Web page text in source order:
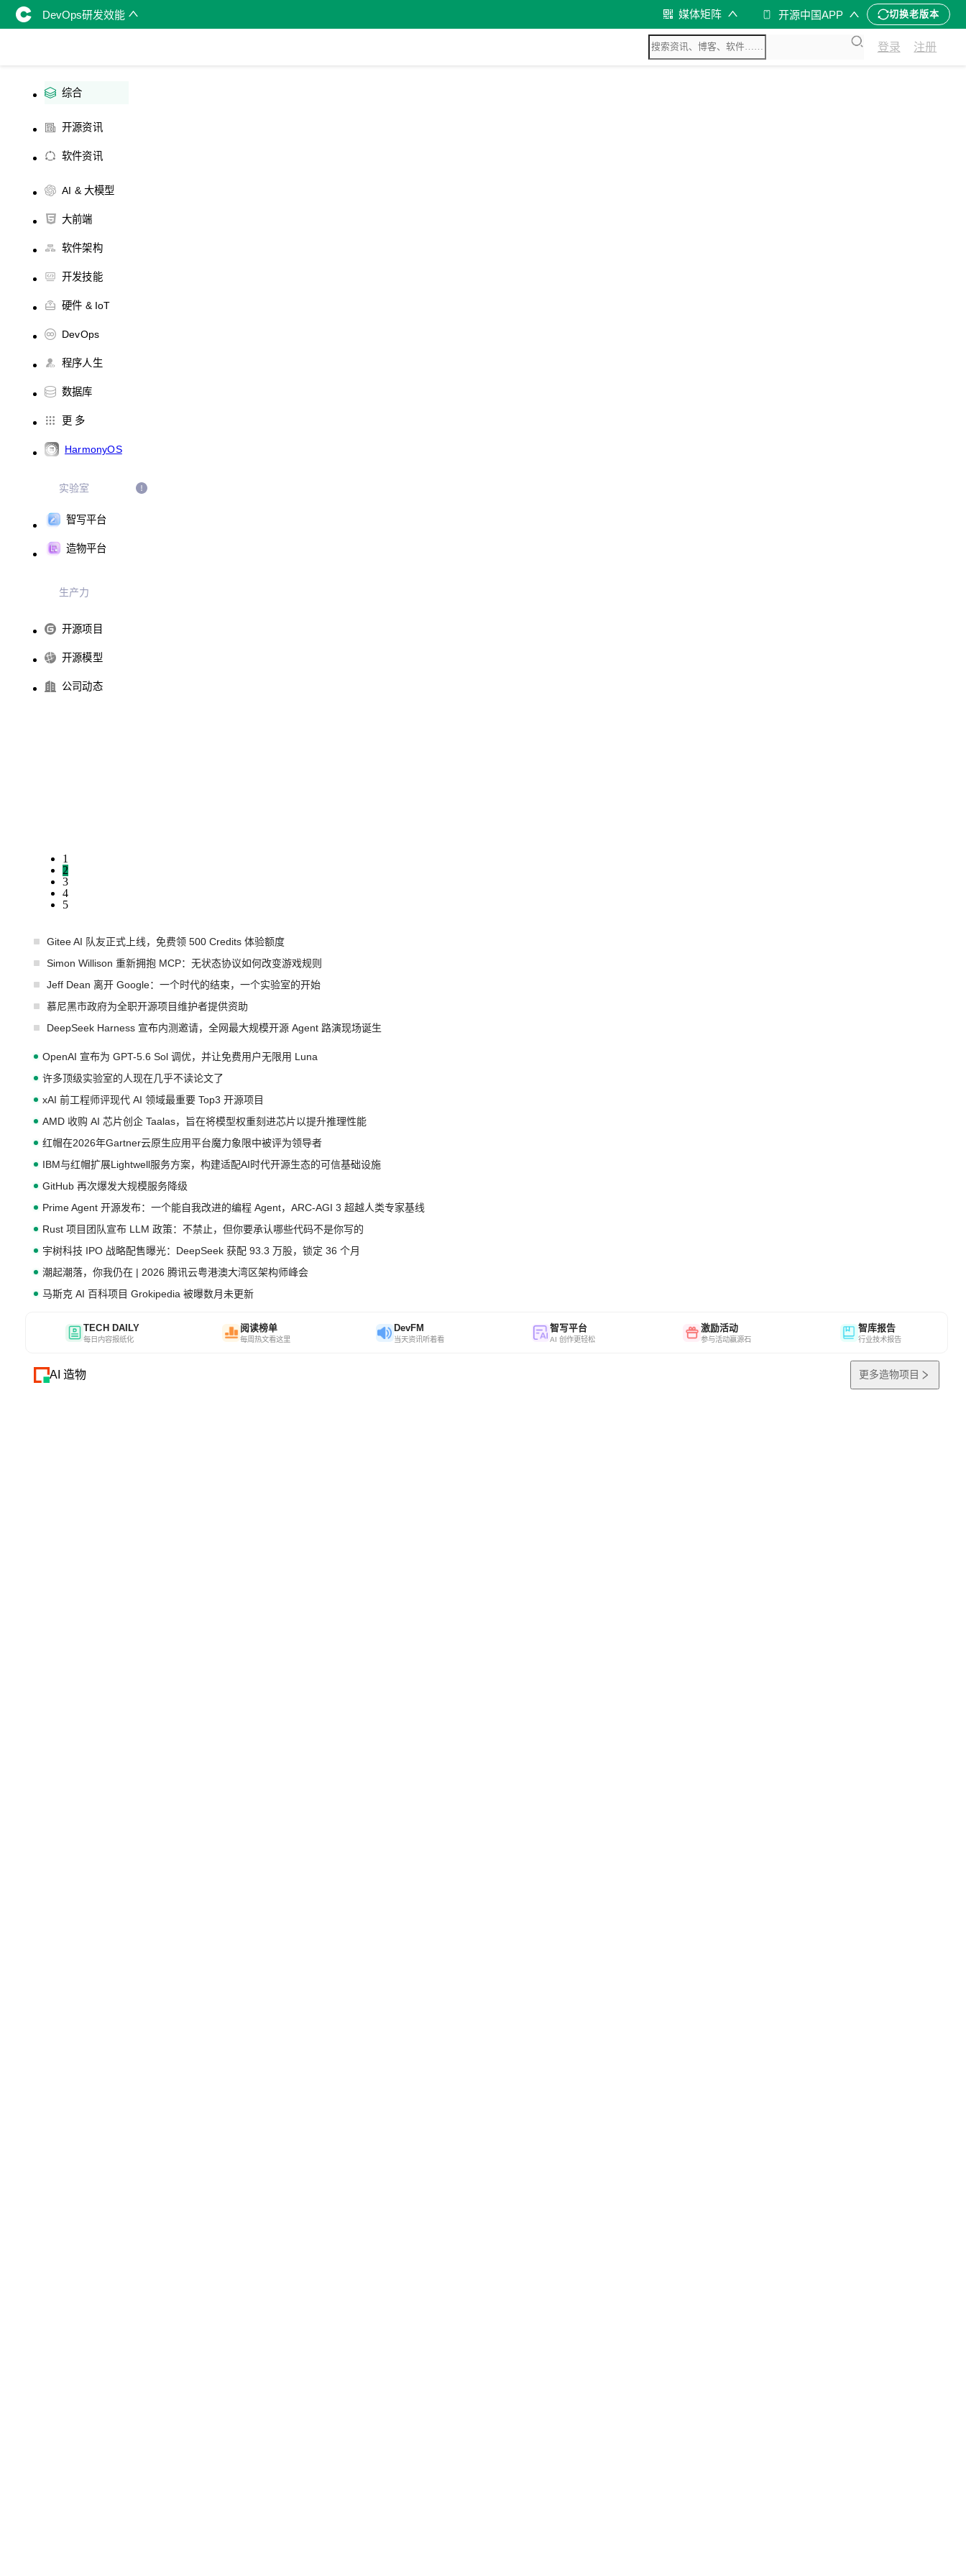
DevOps研发效能 媒体矩阵 开源中国APP 切换老版本
登录 注册
综合
开源资讯
软件资讯
AI & 大模型
大前端
软件架构
开发技能
硬件 & IoT
DevOps
程序人生
数据库
更 多
HarmonyOS
实验室
智写平台
造物平台
生产力
开源项目
开源模型
公司动态
1
2
3
4
5
Gitee AI 队友正式上线，免费领 500 Credits 体验额度
Simon Willison 重新拥抱 MCP：无状态协议如何改变游戏规则
Jeff Dean 离开 Google：一个时代的结束，一个实验室的开始
慕尼黑市政府为全职开源项目维护者提供资助
DeepSeek Harness 宣布内测邀请，全网最大规模开源 Agent 路演现场诞生
OpenAI 宣布为 GPT-5.6 Sol 调优，并让免费用户无限用 Luna
许多顶级实验室的人现在几乎不读论文了
xAI 前工程师评现代 AI 领域最重要 Top3 开源项目
AMD 收购 AI 芯片创企 Taalas，旨在将模型权重刻进芯片以提升推理性能
红帽在2026年Gartner云原生应用平台魔力象限中被评为领导者
IBM与红帽扩展Lightwell服务方案，构建适配AI时代开源生态的可信基础设施
GitHub 再次爆发大规模服务降级
Prime Agent 开源发布：一个能自我改进的编程 Agent，ARC-AGI 3 超越人类专家基线
Rust 项目团队宣布 LLM 政策：不禁止，但你要承认哪些代码不是你写的
宇树科技 IPO 战略配售曝光：DeepSeek 获配 93.3 万股，锁定 36 个月
潮起潮落，你我仍在 | 2026 腾讯云粤港澳大湾区架构师峰会
马斯克 AI 百科项目 Grokipedia 被曝数月未更新
TECH DAILY
每日内容报纸化
阅读榜单
每周热文看这里
DevFM
当天资讯听着看
智写平台
AI 创作更轻松
激励活动
参与活动赢源石
智库报告
行业技术报告
AI 造物 更多造物项目